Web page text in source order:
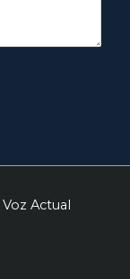
Voz Actual